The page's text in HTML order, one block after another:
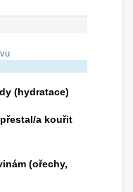
(hydratace)
a kouřit
(ořechy,